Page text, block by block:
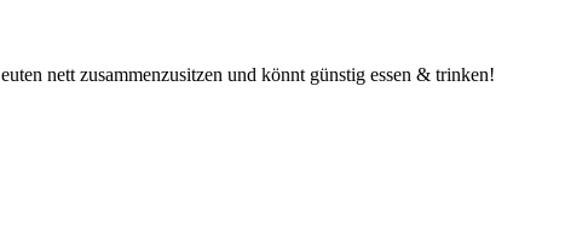
nett zusammenzusitzen und könnt günstig essen & trinken!